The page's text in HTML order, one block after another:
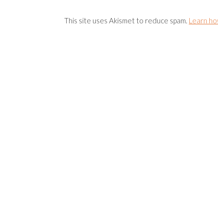
This site uses Akismet to reduce spam. Learn